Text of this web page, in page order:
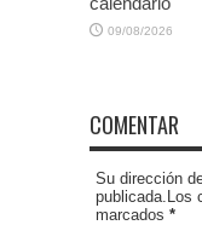
09/08/2026
COMENTAR
Su dirección
publicada.Los
marcados *